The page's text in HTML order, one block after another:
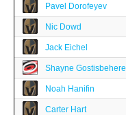
Pavel Dorofeyev
Nic Dowd
Jack Eichel
Shayne Gostisbehere
Noah Hanifin
Carter Hart